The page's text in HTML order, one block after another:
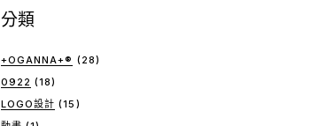
分類
+OGANNA+® (28)
0922 (18)
LOGO設計 (15)